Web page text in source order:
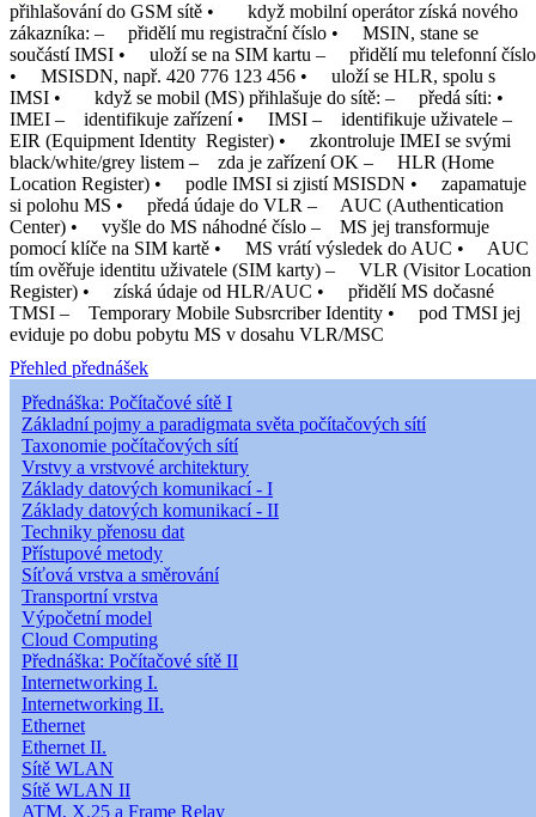
přihlašování do GSM sítě • když mobilní operátor získá nového
zákazníka: – přidělí mu registrační číslo • MSIN, stane se
součástí IMSI • uloží se na SIM kartu – přidělí mu telefonní číslo
• MSISDN, např. 420 776 123 456 • uloží se HLR, spolu s
IMSI • když se mobil (MS) přihlašuje do sítě: – předá síti: •
IMEI – identifikuje zařízení • IMSI – identifikuje uživatele –
EIR (Equipment Identity Register) • zkontroluje IMEI se svými
black/white/grey listem – zda je zařízení OK – HLR (Home
Location Register) • podle IMSI si zjistí MSISDN • zapamatuje
si polohu MS • předá údaje do VLR – AUC (Authentication
Center) • vyšle do MS náhodné číslo – MS jej transformuje
pomocí klíče na SIM kartě • MS vrátí výsledek do AUC • AUC
tím ověřuje identitu uživatele (SIM karty) – VLR (Visitor Location
Register) • získá údaje od HLR/AUC • přidělí MS dočasné
TMSI – Temporary Mobile Subsrcriber Identity • pod TMSI jej
eviduje po dobu pobytu MS v dosahu VLR/MSC
Přehled přednášek
Přednáška: Počítačové sítě I
Základní pojmy a paradigmata světa počítačových sítí
Taxonomie počítačových sítí
Vrstvy a vrstvové architektury
Základy datových komunikací - I
Základy datových komunikací - II
Techniky přenosu dat
Přístupové metody
Síťová vrstva a směrování
Transportní vrstva
Výpočetní model
Cloud Computing
Přednáška: Počítačové sítě II
Internetworking I.
Internetworking II.
Ethernet
Ethernet II.
Sítě WLAN
Sítě WLAN II
ATM, X.25 a Frame Relay